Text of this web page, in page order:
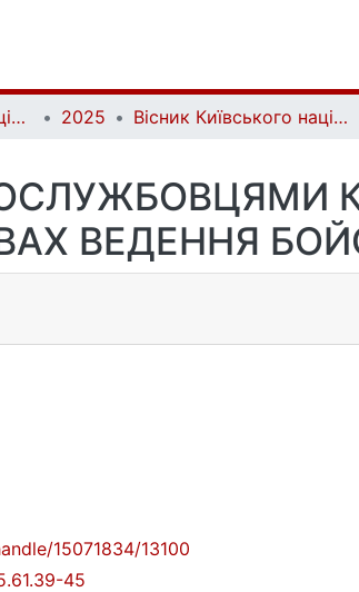
Вісник Київського національного університету імені Тараса Шевченка. Військово-спеціальні науки | Bulletin of Taras Shevchenko National University of Kyiv. Military-special sciences 2025 Вісник Київського національного університету імені Тараса Шевченка. Військово-спеціальні науки. Вип. 1 (61)
ВЕДЕННЯ
15071834/13100
45